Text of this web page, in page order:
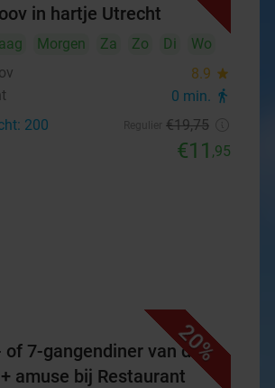
in hartje Utrecht
Morgen Za Zo Di
Wo
8.9 star
0 min. directions_walk
200 €19,75
€11 ,95
20%
of 7-gangendiner van de
amuse bij Restaurant